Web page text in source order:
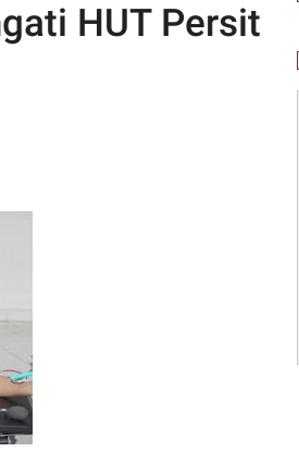
HUT Persit